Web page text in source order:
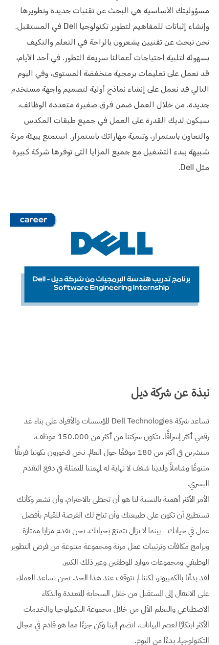
مسؤوليتك الأساسية هي البحث عن تقنيات جديدة وتطويرها
وإنشاء إثباتات للمفاهيم لتطوير تكنولوجيا Dell في المستقبل.
نحن نبحث عن تقنيين يشعرون بالراحة في التعلم والتكيف
بسهولة لتلبية احتياجات أعمالنا سريعة التطور. في أحد الأيام،
قد نعمل على تعليمات برمجية منخفضة المستوى، وفي اليوم
التالي قد نعمل على إنشاء نماذج أولية لتصميم واجهة مستخدم
جديدة. من خلال العمل ضمن فرق صغيرة متعددة الوظائف،
سيكون لديك القدرة على العمل في جميع طبقات المكدس
والتعاون باستمرار، وتنمية مهاراتك باستمرار. استمتع ببيئة مرنة
شبيهة ببدء التشغيل مع جميع المزايا التي توفرها شركة كبيرة
مثل Dell.
نبذة عن شركة ديل
تساعد شركة Dell Technologies المؤسسات والأفراد على بناء غد
رقمي أكثر إشراقًا. تتكون شركتنا من أكثر من 150.000 موظف،
منتشرين في أكثر من 180 موقعًا حول العالم. نحن فخورون بكوننا فريقًا
متنوعًا وشاملاً ولدينا شغف لا نهاية له لمهمتنا المتمثلة في دفع التقدم
البشري.
الأمر الأكثر أهمية بالنسبة لنا هو أن تحظى بالاحترام، وأن تشعر وكأنك
تستطيع أن تكون على طبيعتك وأن تتاح لك الفرصة للقيام بأفضل
عمل في حياتك - بينما لا تزال تتمتع بحياتك. نحن نقدم مزايا ممتازة
وبرامج مكافآت وترتيبات عمل مرنة ومجموعة متنوعة من فرص التطوير
الوظيفي ومجموعات موارد الموظفين وغير ذلك الكثير.
لقد بدأنا بالكمبيوتر، لكننا لم نتوقف عند هذا الحد. نحن نساعد العملاء
على الانتقال إلى المستقبل من خلال السحابة المتعددة والذكاء
الاصطناعي والتعلم الآلي من خلال مجموعة التكنولوجيا والخدمات
الأكثر ابتكارًا لعصر البيانات. انضم إلينا وكن جزءًا مما هو قادم في مجال
التكنولوجيا، بدءًا من اليوم.